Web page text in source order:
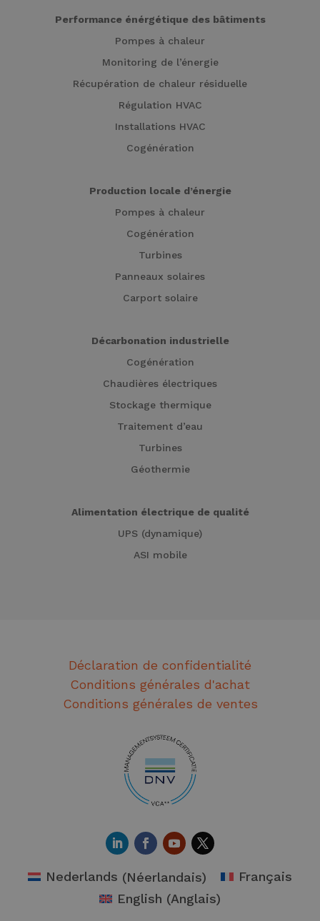
Performance énérgétique des bâtiments
Pompes à chaleur
Monitoring de l’énergie
Récupération de chaleur résiduelle
Régulation HVAC
Installations HVAC
Cogénération
Production locale d’énergie
Pompes à chaleur
Cogénération
Turbines
Panneaux solaires
Carport solaire
Décarbonation industrielle
Cogénération
Chaudières électriques
Stockage thermique
Traitement d’eau
Turbines
Géothermie
Alimentation électrique de qualité
UPS (dynamique)
ASI mobile
Déclaration de confidentialité
Conditions générales d'achat
Conditions générales de ventes
Nederlands (Néerlandais)
Français
English (Anglais)